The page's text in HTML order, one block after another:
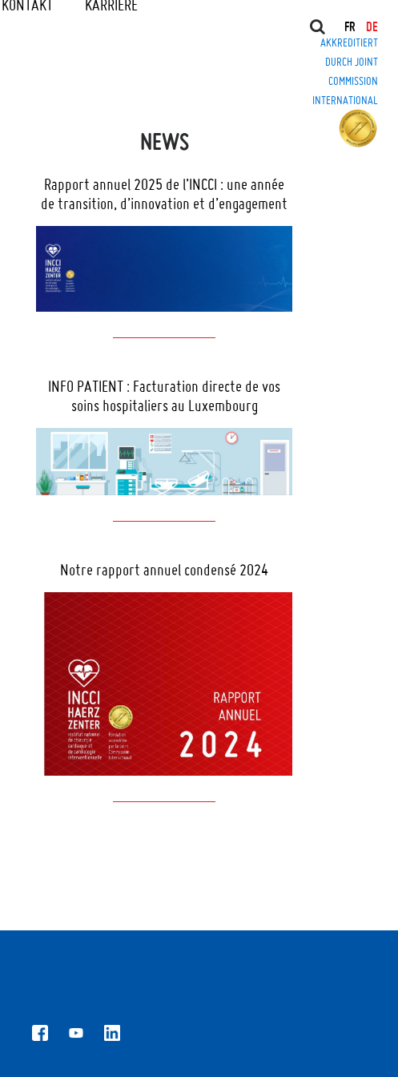
KONTAKT KARRIERE
FR DE
AKKREDITIERT
DURCH JOINT
COMMISSION
INTERNATIONAL
NEWS
Rapport annuel 2025 de l’INCCI : une année
de transition, d’innovation et d’engagement
INFO PATIENT : Facturation directe de vos
soins hospitaliers au Luxembourg
Notre rapport annuel condensé 2024